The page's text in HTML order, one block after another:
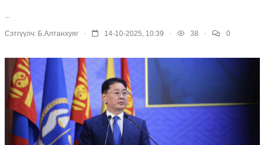
Сэтгүүлч: Б.Алтанхуяг . 14-10-2025, 10:39 . 38 . 0